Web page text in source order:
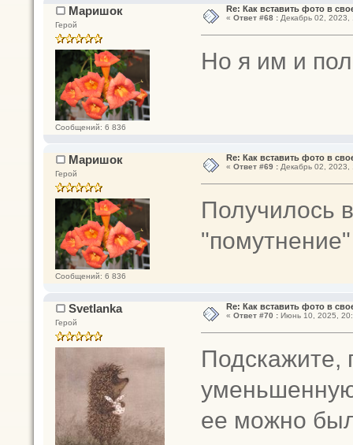
Маришок
Герой
Сообщений: 6 836
Re: Как вставить фото в
« Ответ #68 :Декабрь 02, 2023,
Но я им и
Маришок
Герой
Сообщений: 6 836
Re: Как вставить фото в
« Ответ #69 :Декабрь 02, 2023,
Получилось
Svetlanka
Герой
Re: Как вставить фото в
« Ответ #70 :Июнь 10, 2025,
Подскажите,
ее можно